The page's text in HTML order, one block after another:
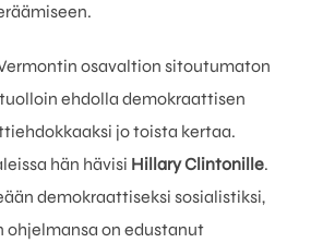
osavaltion sitoutumaton
ehdolla demokraattisen
jo toista kertaa.
hän hävisi Hillary Clintonille.
demokraattiseksi sosialistiksi,
ohjelmansa on edustanut